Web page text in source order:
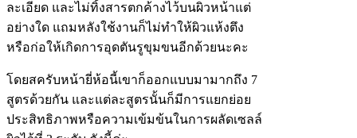
ละเอียด และไม่ทิ้งสารตกค้างไว้บนผิวหน้าแต่
อย่างใด แถมหลังใช้งานก็ไม่ทำให้ผิวแห้งตึง
หรือก่อให้เกิดการอุดตันรูขุมขนอีกด้วยนะคะ
โดยสครับหน้ายี่ห้อนี้เขาก็ออกแบบมามากถึง 7
สูตรด้วยกัน และแต่ละสูตรนั้นก็มีการแยกย่อย
ประสิทธิภาพหรือความเข้มข้นในการผลัดเซลล์